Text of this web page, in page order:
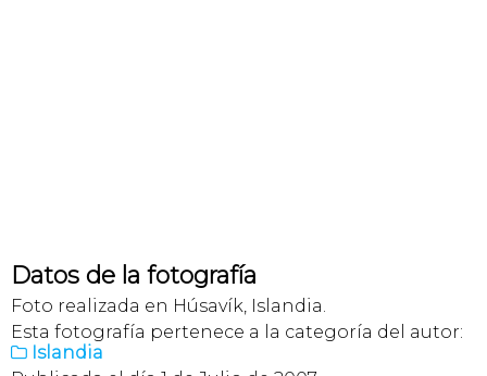
Datos de la fotografía
Foto realizada en Húsavík, Islandia.
Esta fotografía pertenece a la categoría del autor:
 Islandia